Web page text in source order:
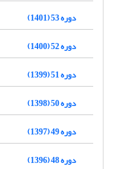
دوره 53 (1401)
دوره 52 (1400)
دوره 51 (1399)
دوره 50 (1398)
دوره 49 (1397)
دوره 48 (1396)